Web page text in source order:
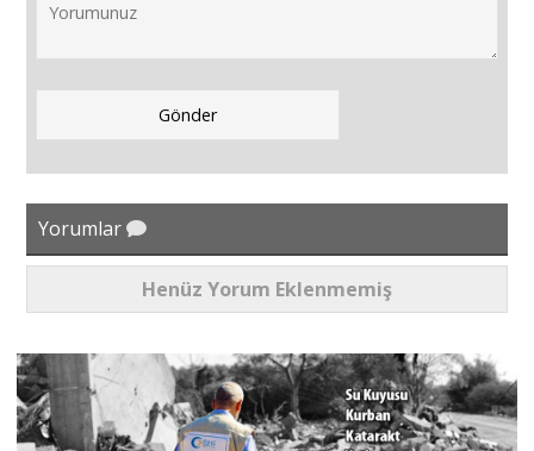
Yorumlar
Henüz Yorum Eklenmemiş